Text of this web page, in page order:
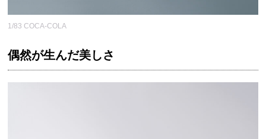
1/83 COCA-COLA
偶然が生んだ美しさ